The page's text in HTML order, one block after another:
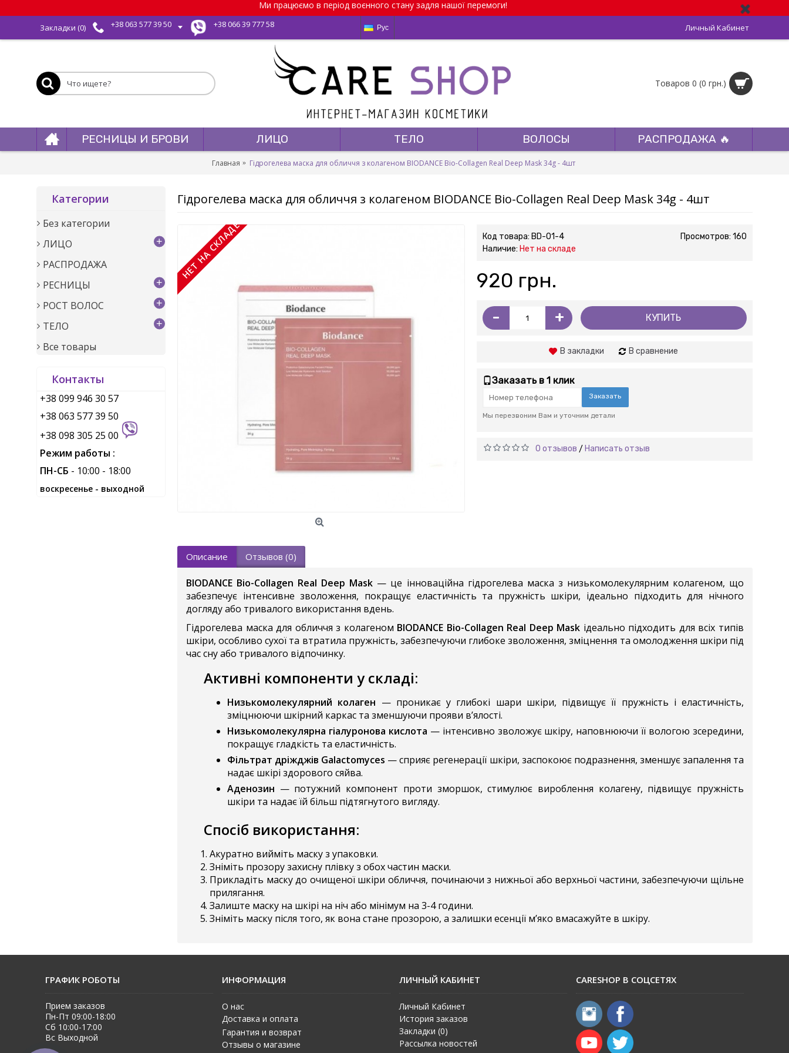
Ми працюємо в період воєнного стану задля нашої перемоги!
Закладки (0) +38 063 577 39 50 +38 066 39 777 58 Рус Личный Кабинет
Товаров 0 (0 грн.)
РЕСНИЦЫ И БРОВИ ЛИЦО ТЕЛО ВОЛОСЫ РАСПРОДАЖА 🔥
Главная Гідрогелева маска для обличчя з колагеном BIODANCE Bio-Collagen Real Deep Mask 34g - 4шт
Категории
Без категории
ЛИЦО
+
РАСПРОДАЖА
РЕСНИЦЫ
+
РОСТ ВОЛОС +
ТЕЛО +
Все товары
Контакты
+38 099 946 30 57
+38 063 577 39 50
+38 098 305 25 00
Режим работы :
ПН-СБ - 10:00 - 18:00
воскресенье - выходной
Гідрогелева маска для обличчя з колагеном BIODANCE Bio-Collagen Real Deep Mask 34g - 4шт
НЕТ НА СКЛАДЕ Просмотров: 160
Код товара: BD-01-4
Наличие: Нет на складе
920 грн.
- + КУПИТЬ
В закладки В сравнение
Заказать в 1 клик
Заказать
Мы перезвоним Вам и уточним детали
0 отзывов / Написать отзыв
Описание Отзывов (0)
BIODANCE Bio-Collagen Real Deep Mask — це інноваційна гідрогелева маска з низькомолекулярним колагеном, що
забезпечує інтенсивне зволоження, покращує еластичність та пружність шкіри, ідеально підходить для нічного
догляду або тривалого використання вдень.
Гідрогелева маска для обличчя з колагеном BIODANCE Bio-Collagen Real Deep Mask ідеально підходить для всіх типів
шкіри, особливо сухої та втратила пружність, забезпечуючи глибоке зволоження, зміцнення та омолодження шкіри під
час сну або тривалого відпочинку.
Активні компоненти у складі:
Низькомолекулярний колаген — проникає у глибокі шари шкіри, підвищує її пружність і еластичність,
зміцнюючи шкірний каркас та зменшуючи прояви в’ялості.
Низькомолекулярна гіалуронова кислота — інтенсивно зволожує шкіру, наповнюючи її вологою зсередини,
покращує гладкість та еластичність.
Фільтрат дріжджів Galactomyces — сприяє регенерації шкіри, заспокоює подразнення, зменшує запалення та
надає шкірі здорового сяйва.
Аденозин — потужний компонент проти зморшок, стимулює вироблення колагену, підвищує пружність
шкіри та надає їй більш підтягнутого вигляду.
Спосіб використання:
Акуратно вийміть маску з упаковки.
Зніміть прозору захисну плівку з обох частин маски.
Прикладіть маску до очищеної шкіри обличчя, починаючи з нижньої або верхньої частини, забезпечуючи щільне
прилягання.
Залиште маску на шкірі на ніч або мінімум на 3-4 години.
Зніміть маску після того, як вона стане прозорою, а залишки есенції м’яко вмасажуйте в шкіру.
ГРАФИК РОБОТЫ
Прием заказов
Пн-Пт 09:00-18:00
Сб 10:00-17:00
Вс Выходной
ИНФОРМАЦИЯ
О нас
Доставка и оплата
Гарантия и возврат
Отзывы о магазине
ЛИЧНЫЙ КАБИНЕТ
Личный Кабинет
История заказов
Закладки (0)
Рассылка новостей
CARESHOP В СОЦСЕТЯХ